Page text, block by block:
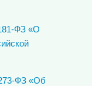
ФЗ «О
ФЗ «Об